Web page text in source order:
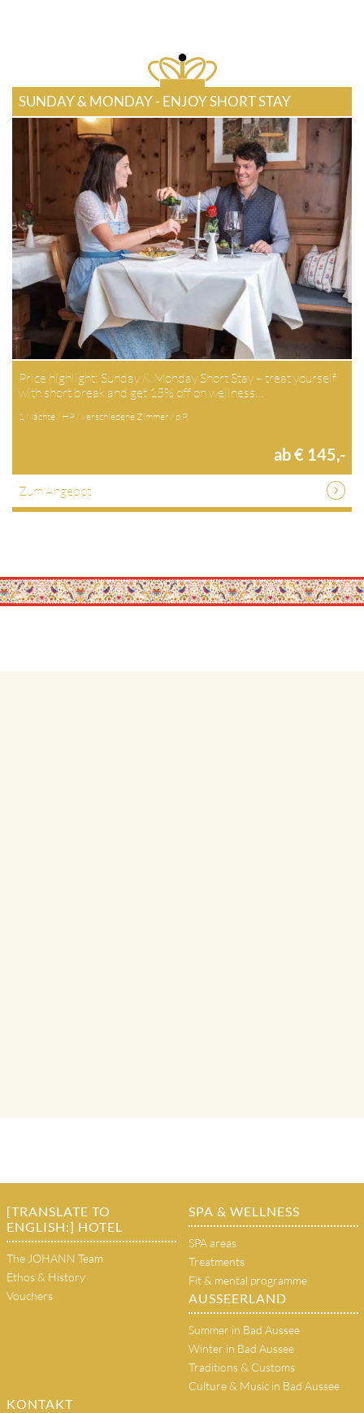
SUNDAY & MONDAY - ENJOY SHORT STAY
Price highlight: Sunday & Monday Short Stay – treat yourself
with short break and get 15% off on wellness…
1 Nächte / HP / verschiedene Zimmer / p.P.
ab € 145,-
Zum Angebot
[TRANSLATE TO
ENGLISH:] HOTEL
The JOHANN Team
Ethos & History
Vouchers
SPA & WELLNESS
SPA areas
Treatments
Fit & mental programme
AUSSEERLAND
Summer in Bad Aussee
Winter in Bad Aussee
Traditions & Customs
Culture & Music in Bad Aussee
KONTAKT